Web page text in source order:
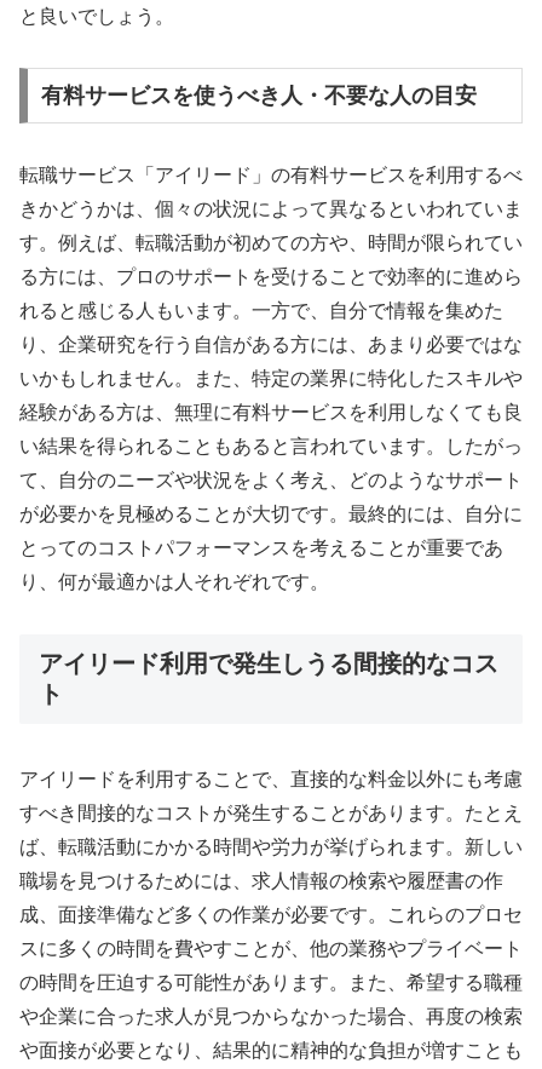
と良いでしょう。
有料サービスを使うべき人・不要な人の目安
転職サービス「アイリード」の有料サービスを利用するべ
きかどうかは、個々の状況によって異なるといわれていま
す。例えば、転職活動が初めての方や、時間が限られてい
る方には、プロのサポートを受けることで効率的に進めら
れると感じる人もいます。一方で、自分で情報を集めた
り、企業研究を行う自信がある方には、あまり必要ではな
いかもしれません。また、特定の業界に特化したスキルや
経験がある方は、無理に有料サービスを利用しなくても良
い結果を得られることもあると言われています。したがっ
て、自分のニーズや状況をよく考え、どのようなサポート
が必要かを見極めることが大切です。最終的には、自分に
とってのコストパフォーマンスを考えることが重要であ
り、何が最適かは人それぞれです。
アイリード利用で発生しうる間接的なコス
ト
アイリードを利用することで、直接的な料金以外にも考慮
すべき間接的なコストが発生することがあります。たとえ
ば、転職活動にかかる時間や労力が挙げられます。新しい
職場を見つけるためには、求人情報の検索や履歴書の作
成、面接準備など多くの作業が必要です。これらのプロセ
スに多くの時間を費やすことが、他の業務やプライベート
の時間を圧迫する可能性があります。また、希望する職種
や企業に合った求人が見つからなかった場合、再度の検索
や面接が必要となり、結果的に精神的な負担が増すことも